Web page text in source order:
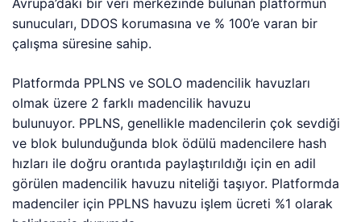
Avrupa’daki bir veri merkezinde bulunan platformun
sunucuları, DDOS korumasına ve % 100’e varan bir
çalışma süresine sahip.
Platformda PPLNS ve SOLO madencilik havuzları
olmak üzere 2 farklı madencilik havuzu
bulunuyor. PPLNS, genellikle madencilerin çok sevdiği
ve blok bulunduğunda blok ödülü madencilere hash
hızları ile doğru orantıda paylaştırıldığı için en adil
görülen madencilik havuzu niteliği taşıyor. Platformda
madenciler için PPLNS havuzu işlem ücreti %1 olarak